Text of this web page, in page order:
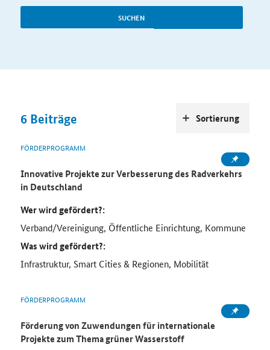
SUCHEN
6 Beiträge
FÖRDERPROGRAMM
Innovative Projekte zur Verbesserung des Radverkehrs
in Deutschland
Wer wird gefördert?:
Verband/Vereinigung, Öffentliche Einrichtung, Kommune
Was wird gefördert?:
Infrastruktur, Smart Cities & Regionen, Mobilität
FÖRDERPROGRAMM
Förderung von Zuwendungen für internationale
Projekte zum Thema grüner Wasserstoff
Sortierung